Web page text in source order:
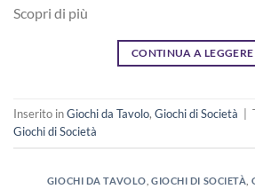
Scopri di più
CONTINUA A LEGGERE
Inserito inGiochi da Tavolo, Giochi di Società
Giochi di Società
GIOCHI DA TAVOLO GIOCHI DI SOCIETÀ